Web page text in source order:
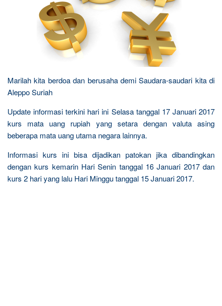
Marilah kita berdoa dan berusaha demi Saudara-saudari kita di
Aleppo Suriah
Update informasi terkini hari ini Selasa tanggal 17 Januari 2017
kurs mata uang rupiah yang setara dengan valuta asing
beberapa mata uang utama negara lainnya.
Informasi kurs ini bisa dijadikan patokan jika dibandingkan
dengan kurs kemarin Hari Senin tanggal 16 Januari 2017 dan
kurs 2 hari yang lalu Hari Minggu tanggal 15 Januari 2017.